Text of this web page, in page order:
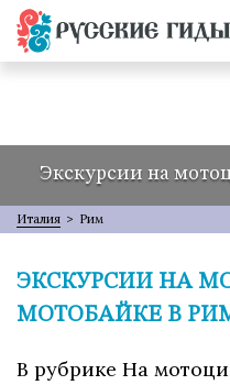
Экскурсии на
Италия > Рим
ЭКСКУРСИИ НА
МОТОБАЙКЕ В
В рубрике На